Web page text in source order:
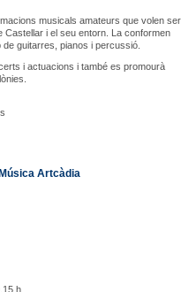
musicals amateurs que volen ser
Castellar i el seu entorn. La conformen
guitarres, pianos i percussió.
i actuacions i també es promourà
Artcàdia
h